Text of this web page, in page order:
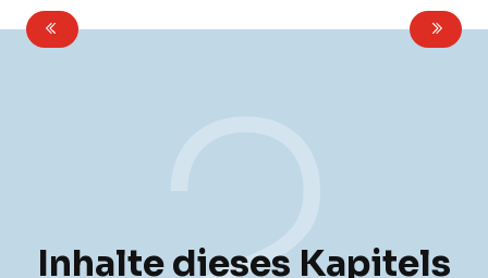
Inhalte dieses Kapitels